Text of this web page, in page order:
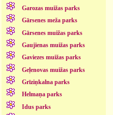
Garozas muižas parks
Gārsenes meža parks
Gārsenes muižas parks
Gaujienas muižas parks
Gaviezes muižas parks
Geļenovas muižas parks
Grīziņkalna parks
Helmaņa parks
Idus parks